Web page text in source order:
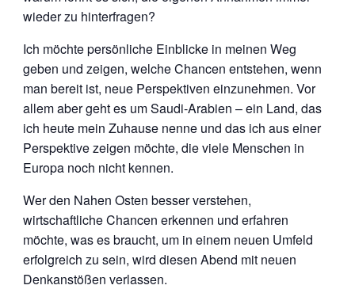
wieder zu hinterfragen?
Ich möchte persönliche Einblicke in meinen Weg
geben und zeigen, welche Chancen entstehen, wenn
man bereit ist, neue Perspektiven einzunehmen. Vor
allem aber geht es um Saudi-Arabien – ein Land, das
ich heute mein Zuhause nenne und das ich aus einer
Perspektive zeigen möchte, die viele Menschen in
Europa noch nicht kennen.
Wer den Nahen Osten besser verstehen,
wirtschaftliche Chancen erkennen und erfahren
möchte, was es braucht, um in einem neuen Umfeld
erfolgreich zu sein, wird diesen Abend mit neuen
Denkanstößen verlassen.